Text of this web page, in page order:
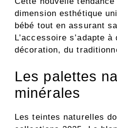
dimension esthétique
bébé tout en assurant
L’accessoire s’adapte
décoration, du
Les palettes
minérales
Les teintes naturelles